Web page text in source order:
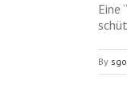
Eine
By